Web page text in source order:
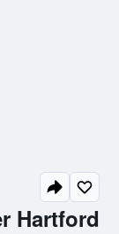
Hartford